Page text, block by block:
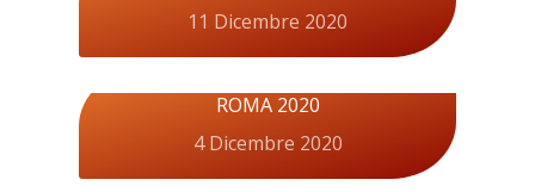
11 Dicembre 2020
ROMA 2020
4 Dicembre 2020